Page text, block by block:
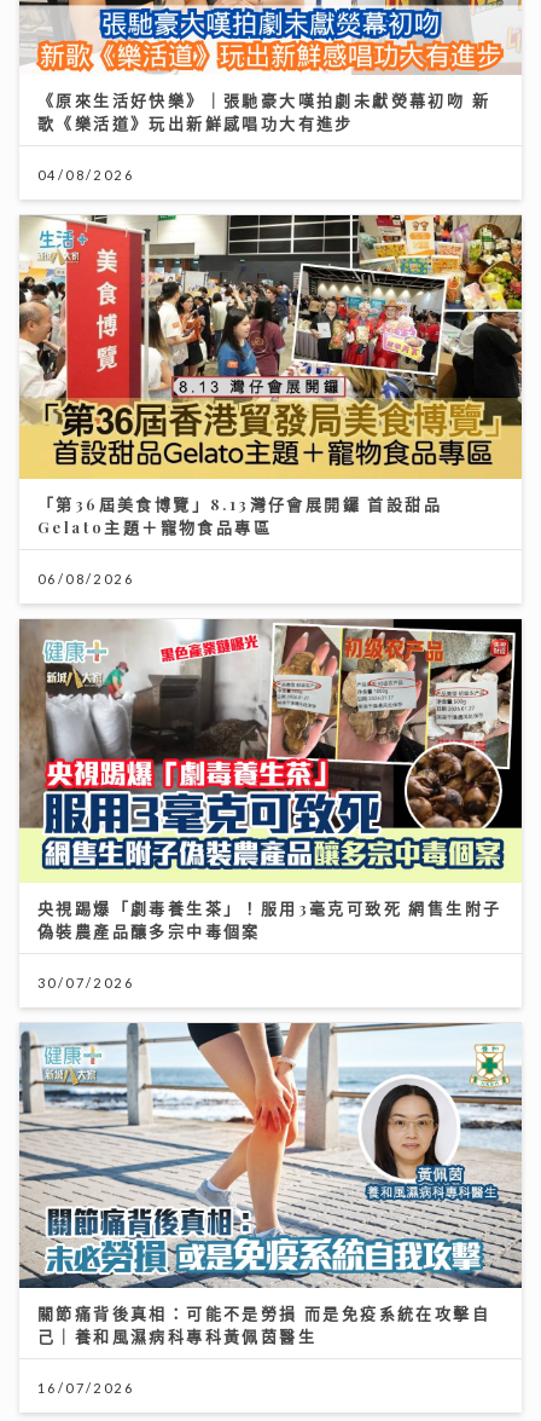
《原來生活好快樂》｜張馳豪大嘆拍劇未獻熒幕初吻 新
歌《樂活道》玩出新鮮感唱功大有進步
04/08/2026
「第36屆美食博覽」8.13灣仔會展開鑼 首設甜品
Gelato主題＋寵物食品專區
06/08/2026
央視踢爆「劇毒養生茶」！服用3毫克可致死 網售生附子
偽裝農產品釀多宗中毒個案
30/07/2026
關節痛背後真相：可能不是勞損 而是免疫系統在攻擊自
己｜養和風濕病科專科黃佩茵醫生
16/07/2026